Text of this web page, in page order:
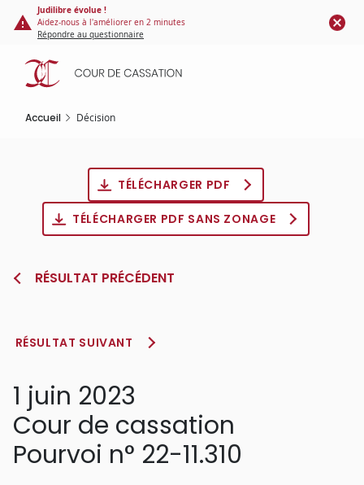
Panneau de gestion des cookies
contenu
principal
Judilibre évolue !
Aidez-nous à l'améliorer en 2 minutes
Répondre au questionnaire
Accueil Décision
TÉLÉCHARGER PDF
TÉLÉCHARGER PDF SANS ZONAGE
RÉSULTAT PRÉCÉDENT
RÉSULTAT SUIVANT
1 juin 2023
Cour de cassation
Pourvoi n° 22-11.310